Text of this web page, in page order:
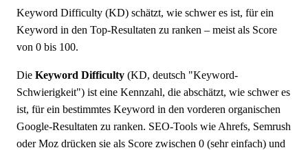
Keyword Difficulty (KD) schätzt, wie schwer es ist, für ein
Keyword in den Top-Resultaten zu ranken – meist als Score
von 0 bis 100.
Die Keyword Difficulty (KD, deutsch "Keyword-
Schwierigkeit") ist eine Kennzahl, die abschätzt, wie schwer es
ist, für ein bestimmtes Keyword in den vorderen organischen
Google-Resultaten zu ranken. SEO-Tools wie Ahrefs, Semrush
oder Moz drücken sie als Score zwischen 0 (sehr einfach) und